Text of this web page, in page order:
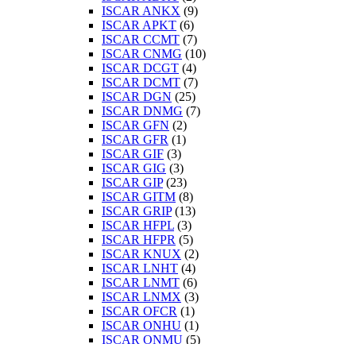
ISCAR ANKX (9)
ISCAR APKT (6)
ISCAR CCMT (7)
ISCAR CNMG (10)
ISCAR DCGT (4)
ISCAR DCMT (7)
ISCAR DGN (25)
ISCAR DNMG (7)
ISCAR GFN (2)
ISCAR GFR (1)
ISCAR GIF (3)
ISCAR GIG (3)
ISCAR GIP(23)
ISCAR GITM (8)
ISCAR GRIP(13)
ISCAR HFPL (3)
ISCAR HFPR (5)
ISCAR KNUX (2)
ISCAR LNHT (4)
ISCAR LNMT (6)
ISCAR LNMX (3)
ISCAR OFCR (1)
ISCAR ONHU (1)
ISCAR ONMU (5)